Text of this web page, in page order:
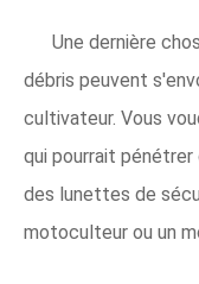
Une dernière
débris peuvent
cultivateur. Vous
qui pourrait pénétrer
des lunettes de
motoculteur ou un